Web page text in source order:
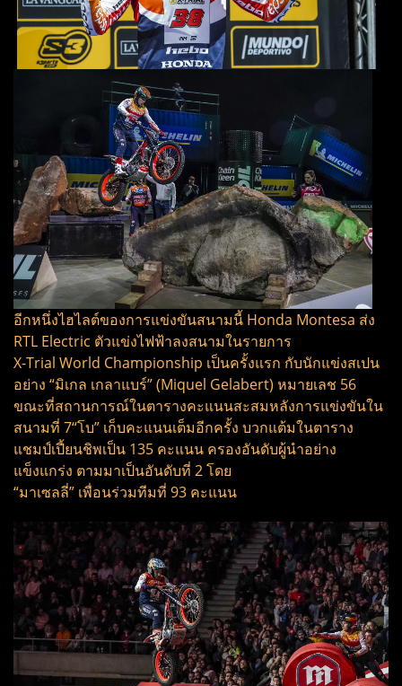
อีกหนึ่งไฮไลต์ของการแข่งขันสนามนี้ Honda Montesa ส่ง
RTL Electric ตัวแข่งไฟฟ้าลงสนามในรายการ
X-Trial World Championship เป็นครั้งแรก กับนักแข่งสเปน
อย่าง “มิเกล เกลาแบร์” (Miquel Gelabert) หมายเลช 56
ขณะที่สถานการณ์ในตารางคะแนนสะสมหลังการแข่งขันใน
สนามที่ 7“โบ” เก็บคะแนนเต็มอีกครั้ง บวกแต้มในตาราง
แชมป์เปี้ยนชิพเป็น 135 คะแนน ครองอันดับผู้นำอย่าง
แข็งแกร่ง ตามมาเป็นอันดับที่ 2 โดย
“มาเซลลี่” เพื่อนร่วมทีมที่ 93 คะแนน